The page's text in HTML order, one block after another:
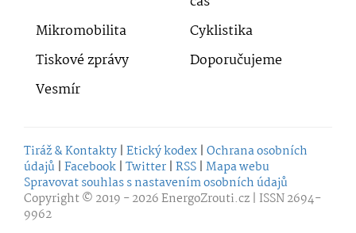
Mikromobilita
Cyklistika
Tiskové zprávy
Doporučujeme
Vesmír
Tiráž & Kontakty | Etický kodex | Ochrana osobních
údajů | Facebook | Twitter | RSS | Mapa webu
Spravovat souhlas s nastavením osobních údajů
Copyright © 2019 - 2026EnergoZrouti.cz | ISSN 2694-
9962